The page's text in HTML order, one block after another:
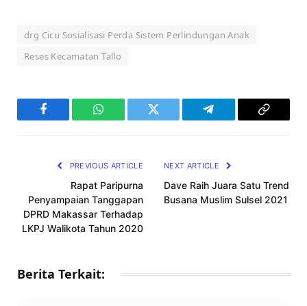
drg Cicu Sosialisasi Perda Sistem Perlindungan Anak
Reses Kecamatan Tallo
Facebook WhatsAppTwitter Telegram
Copy
PREVIOUS ARTICLE
Rapat Paripurna
Penyampaian Tanggapan
DPRD Makassar Terhadap
LKPJ Walikota Tahun 2020
NEXT ARTICLE
Dave Raih Juara Satu Trend
Busana Muslim Sulsel 2021
Berita Terkait: